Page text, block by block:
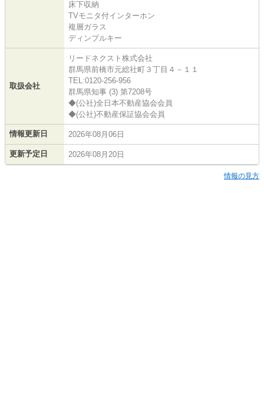
床下収納
TVモニタ付インターホン
複層ガラス
ディンプルキー
取扱会社
リードネクスト株式会社
群馬県前橋市元総社町３丁目４－１１
TEL:0120-256-956
群馬県知事 (3) 第7208号
◆(公社)全日本不動産協会会員
◆(公社)不動産保証協会会員
情報更新日 2026年08月06日
更新予定日 2026年08月20日
情報の見方